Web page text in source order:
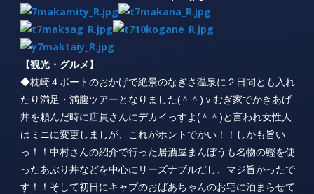
【観光・グルメ】
◆枕崎４ボートのおかげで絶景のなぎさ温泉に２日間とも入れ
たり満足・満腹ツアーとなりました(＾＾)ｖむぎ家でかきあげ
丼を頼んだ時に店員さんにデカイっすよ(＾＾)と言われ女性人
はミニに変更しましが、これがホントでかい！！しかも旨い
っ！！中村さんの紹介で行った居酒屋まんぼうも名物の鰹を使
ったあぶり丼などを中心にリーズナブルだし、マジ旨かったで
す！！そして初日にキャプのおばあちゃんのお宅に泊まらせて